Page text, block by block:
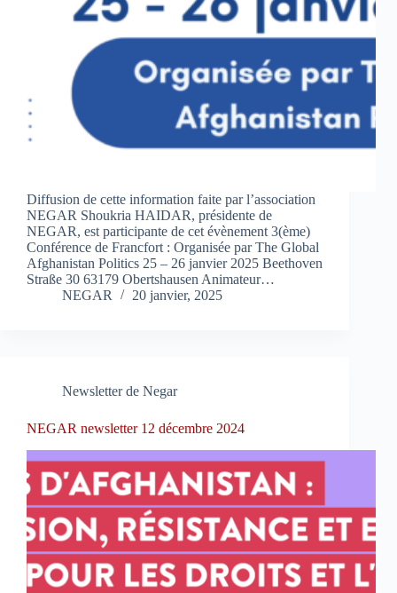
Diffusion de cette information faite par l’association
NEGAR Shoukria HAIDAR, présidente de
NEGAR, est participante de cet évènement 3(ème)
Conférence de Francfort : Organisée par The Global
Afghanistan Politics 25 – 26 janvier 2025 Beethoven
Straße 30 63179 Obertshausen Animateur…
NEGAR
20 janvier, 2025
Newsletter de Negar
NEGAR newsletter 12 décembre 2024